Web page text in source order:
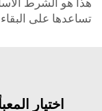
هذا هو الشرط
تساعدها على
اختيار